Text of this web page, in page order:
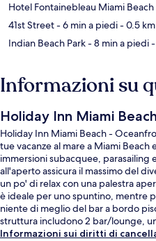
Hotel Fontainebleau Miami Beach
41st Street- 6 min a piedi- 0.5 km
Indian Beach Park- 8 min a piedi
Informazioni su
Holiday Inn Miami
Holiday Inn Miami Beach -
tue vacanze al mare a Miami
immersioni subacquee, parasailing
all'aperto assicura il massimo del
un po' di relax con una palestra
è ideale per uno spuntino, mentre
niente di meglio del bar a bordo
struttura includono 2 bar/lounge,
apprezzano molto la piscina e il
Informazioni sui diritti di